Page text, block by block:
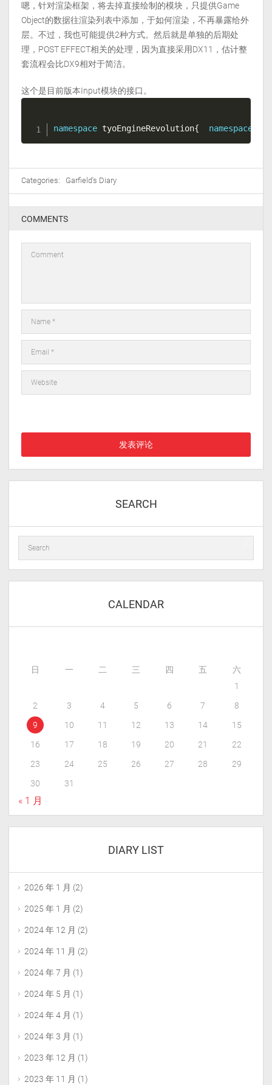
嗯，针对渲染框架，将去掉直接绘制的模块，只提供Game
Object的数据往渲染列表中添加，于如何渲染，不再暴露给外
层。不过，我也可能提供2种方式。然后就是单独的后期处
理，POST EFFECT相关的处理，因为直接采用DX11，估计整
套流程会比DX9相对于简洁。
这个是目前版本Input模块的接口。
namespace tyoEngineRevolution{ namespace
Categories: Garfield's Diary
COMMENTS
SEARCH
CALENDAR
日 一 二 三 四 五
六
1
2
3 4 5 6 7
8
9
10 11 12 13 14
15
16
17 18 19 20 21
22
23
24 25 26 27 28
29
30
31
« 1 月
DIARY LIST
2026 年 1 月 (2)
2025 年 1 月 (2)
2024 年 12 月 (2)
2024 年 11 月 (2)
2024 年 7 月 (1)
2024 年 5 月 (1)
2024 年 4 月 (1)
2024 年 3 月 (1)
2023 年 12 月 (1)
2023 年 11 月 (1)